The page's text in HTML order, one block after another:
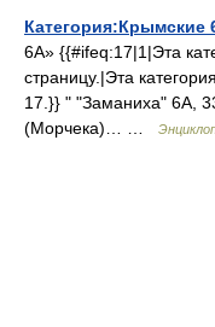
Категория:Крымские
6А» {{#ifeq:17|1|Эта
страницу.|Эта
17.}} " "Заманиха" 6А,
(Морчека)… …